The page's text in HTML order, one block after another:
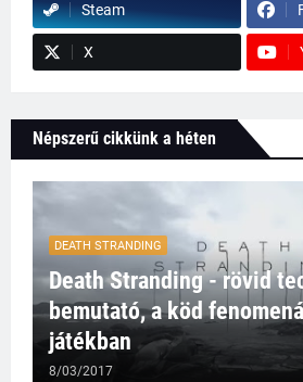
Steam
X
Népszerű cikkünk a héten
DEATH STRANDING
Death Stranding - rövid
bemutató, a köd
játékban
8/03/2017